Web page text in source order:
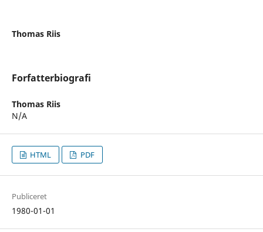
Thomas Riis
Forfatterbiografi
Thomas Riis
N/A
HTML PDF
Publiceret
1980-01-01